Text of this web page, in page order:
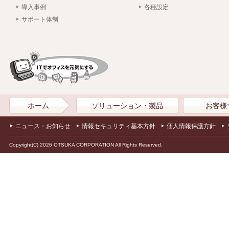
導入事例
サポート体制
各種設定
ホーム ソリューション・製品 お客様
ニュース・お知らせ 情報セキュリティ基本方針 個人情報保護方針
Copyright(C) 2026 OTSUKA CORPORATION All Rights Reserved.